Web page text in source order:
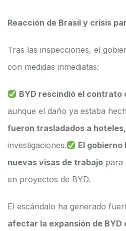
Reacción de Brasil y crisis
Tras las inspecciones, el
con medidas inmediatas:
BYD rescindió el contrato
aunque el daño ya estaba
fueron trasladados a hoteles
investigaciones.
El gobierno
nuevas visas de trabajo para
en proyectos de BYD.
El escándalo ha generado
afectar la expansión de BYD